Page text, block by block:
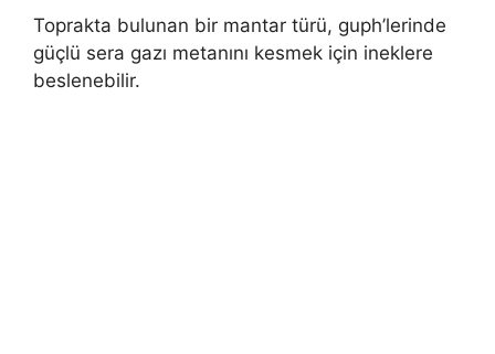
Toprakta bulunan bir mantar türü, guph’lerinde
güçlü sera gazı metanını kesmek için ineklere
beslenebilir.